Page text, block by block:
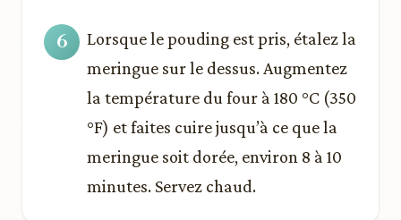
Lorsque le pouding est pris, étalez la
meringue sur le dessus. Augmentez
la température du four à 180 °C (350
°F) et faites cuire jusqu’à ce que la
meringue soit dorée, environ 8 à 10
minutes. Servez chaud.